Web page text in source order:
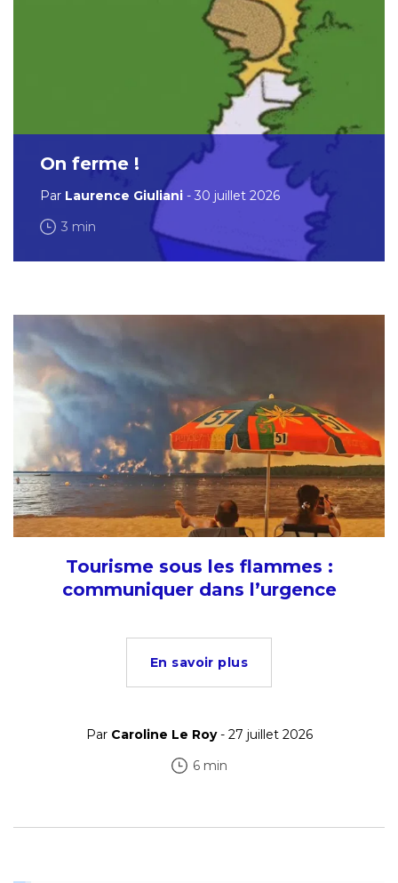
On ferme !
Par Laurence Giuliani - 30 juillet 2026
3 min
Tourisme sous les flammes :
communiquer dans l’urgence
En savoir plus
Par Caroline Le Roy- 27 juillet 2026
6 min